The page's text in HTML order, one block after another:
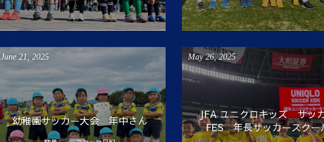
June 21 2025
幼稚園サッカー大会 年中さん
May 26,2025
JFA ユニクロキッズ サッ
FES 年長サッカースクー